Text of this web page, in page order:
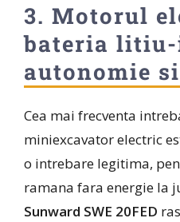
3. Motorul
bateria litiu-
autonomie
Cea mai frecventa
miniexcavator electric
o intrebare legitima,
ramana fara energie la
Sunward SWE 20FED